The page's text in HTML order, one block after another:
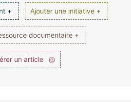
+ Ajouter une initiative +
documentaire +
un article @